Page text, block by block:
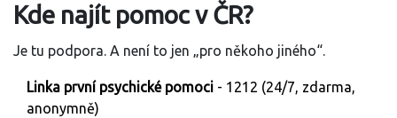
Kde najít pomoc v ČR?
Je tu podpora. A není to jen „pro někoho jiného“.
Linka první psychické pomoci - 1212 (24/7, zdarma,
anonymně)